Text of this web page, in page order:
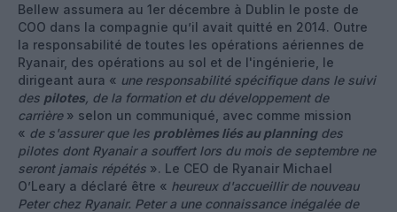
Bellew assumera au 1er décembre à Dublin le poste de
COO dans la compagnie qu’il avait quitté en 2014. Outre
la responsabilité de toutes les opérations aériennes de
Ryanair, des opérations au sol et de l'ingénierie, le
dirigeant aura « une responsabilité spécifique dans le suivi
des pilotes, de la formation et du développement de
carrière» selon un communiqué, avec comme mission
« de s'assurer que les problèmes liés au planningdes
pilotes dont Ryanair a souffert lors du mois de septembre ne
seront jamais répétés ». Le CEO de Ryanair Michael
O’Leary a déclaré être « heureux d'accueillir de nouveau
Peter chez Ryanair. Peter a une connaissance inégalée de